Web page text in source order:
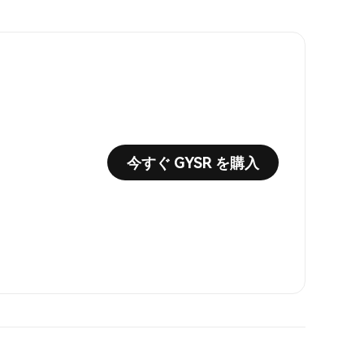
今すぐ GYSR を購入